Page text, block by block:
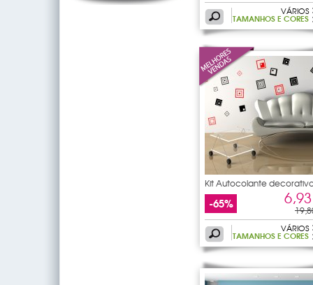
VÁRIOS
TAMANHOS E CORES
Kit Autocolante
11
-65%
VÁRIOS
TAMANHOS E CORES